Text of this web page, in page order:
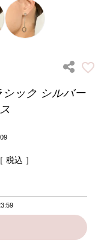
ック シルバー
税込